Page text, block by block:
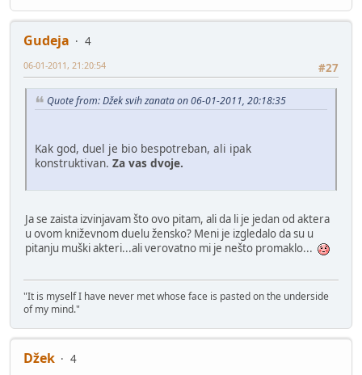
Gudeja
4
#27
06-01-2011, 21:20:54
Quote from: Džek svih zanata on 06-01-2011, 20:18:35
Kak god, duel je bio bespotreban, ali ipak
konstruktivan. Za vas dvoje.
Ja se zaista izvinjavam što ovo pitam, ali da li je jedan od aktera
u ovom kniževnom duelu žensko? Meni je izgledalo da su u
pitanju muški akteri...ali verovatno mi je nešto promaklo...
"It is myself I have never met whose face is pasted on the underside
of my mind."
Džek
4